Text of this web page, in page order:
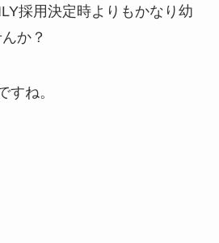
採用決定時よりもかなり幼
か？
すね。